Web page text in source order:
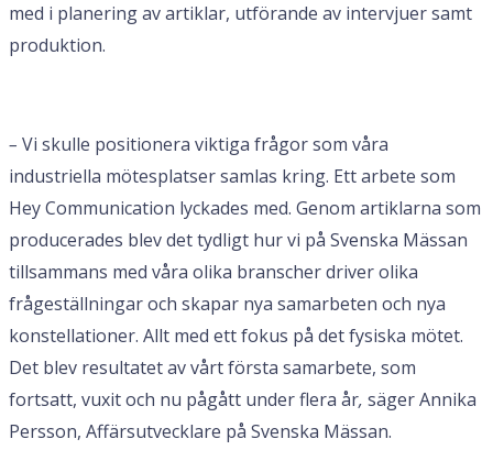
med i planering av artiklar, utförande av intervjuer samt
produktion.
– Vi skulle positionera viktiga frågor som våra
industriella mötesplatser samlas kring. Ett arbete som
Hey Communication lyckades med. Genom artiklarna som
producerades blev det tydligt hur vi på Svenska Mässan
tillsammans med våra olika branscher driver olika
frågeställningar och skapar nya samarbeten och nya
konstellationer. Allt med ett fokus på det fysiska mötet.
Det blev resultatet av vårt första samarbete, som
fortsatt, vuxit och nu pågått under flera år, sägerAnnika
Persson, Affärsutvecklare på Svenska Mässan.